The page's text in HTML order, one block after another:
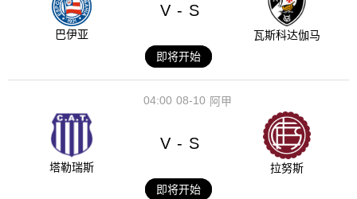
巴伊亚
V - S
瓦斯科达伽马
即将开始
08-10
04:00 阿甲
塔勒瑞斯
V - S
拉努斯
即将开始